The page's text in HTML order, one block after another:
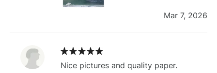
Mar 7, 2026
Nice pictures and quality paper.